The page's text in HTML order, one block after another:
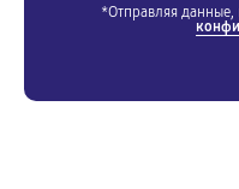
*Отправляя данные,